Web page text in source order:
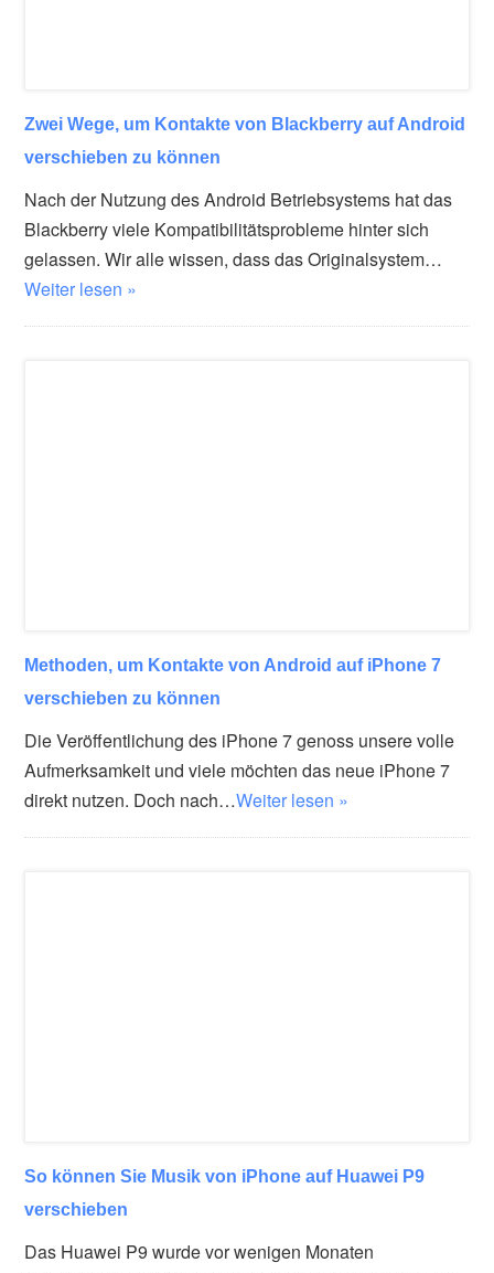
Zwei Wege, um Kontakte von Blackberry auf Android
verschieben zu können
Nach der Nutzung des Android Betriebsystems hat das
Blackberry viele Kompatibilitätsprobleme hinter sich
gelassen. Wir alle wissen, dass das Originalsystem…
Weiter lesen »
Methoden, um Kontakte von Android auf iPhone 7
verschieben zu können
Die Veröffentlichung des iPhone 7 genoss unsere volle
Aufmerksamkeit und viele möchten das neue iPhone 7
direkt nutzen. Doch nach…Weiter lesen »
So können Sie Musik von iPhone auf Huawei P9
verschieben
Das Huawei P9 wurde vor wenigen Monaten